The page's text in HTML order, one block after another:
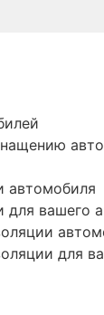
автомобиля
для вашего
для